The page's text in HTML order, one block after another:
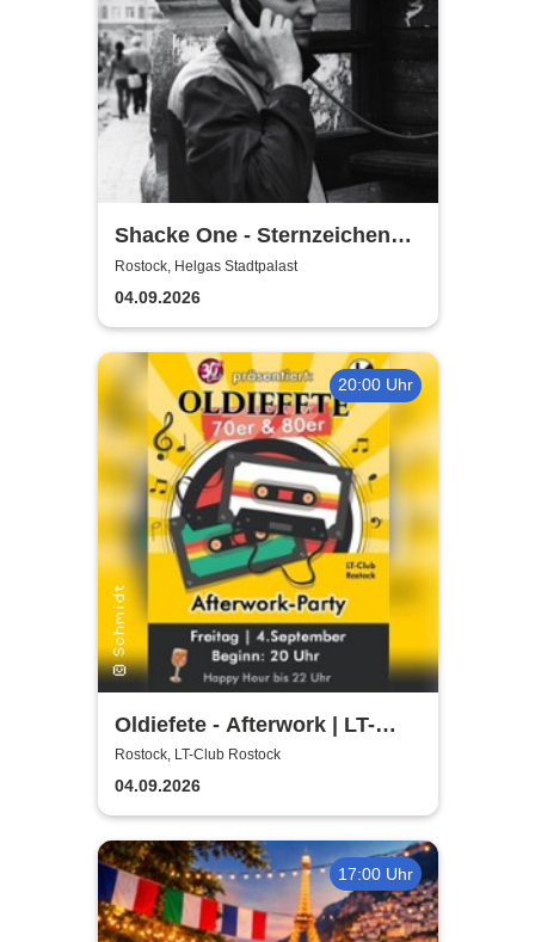
Shacke One - Sternzeichen
Boss Tour
Rostock, Helgas Stadtpalast
04.09.2026
20:00 Uhr
Oldiefete - Afterwork | LT-
Club Rostock
Rostock, LT-Club Rostock
04.09.2026
17:00 Uhr